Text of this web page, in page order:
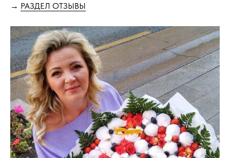
→ РАЗДЕЛ ОТЗЫВЫ